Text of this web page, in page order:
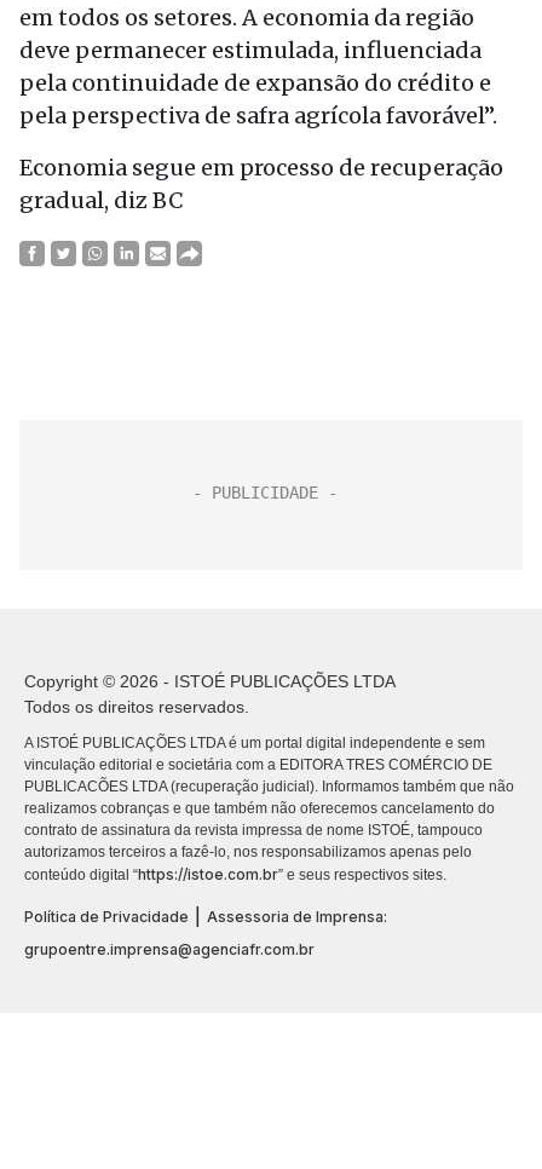
em todos os setores. A economia da região
deve permanecer estimulada, influenciada
pela continuidade de expansão do crédito e
pela perspectiva de safra agrícola favorável”.
Economia segue em processo de recuperação
gradual, diz BC
Copyright © 2026 - ISTOÉ PUBLICAÇÕES LTDA
Todos os direitos reservados.
A ISTOÉ PUBLICAÇÕES LTDA é um portal digital independente e sem
vinculação editorial e societária com a EDITORA TRES COMÉRCIO DE
PUBLICACÕES LTDA (recuperação judicial). Informamos também que não
realizamos cobranças e que também não oferecemos cancelamento do
contrato de assinatura da revista impressa de nome ISTOÉ, tampouco
autorizamos terceiros a fazê-lo, nos responsabilizamos apenas pelo
conteúdo digital “https://istoe.com.br” e seus respectivos sites.
Política de Privacidade
Assessoria de Imprensa:
grupoentre.imprensa@agenciafr.com.br